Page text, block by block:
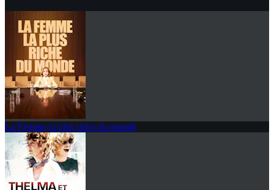
La Femme la plus riche du monde